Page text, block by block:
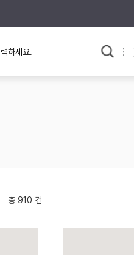
사료와 문학으로 본
조선 후기
총 910 건